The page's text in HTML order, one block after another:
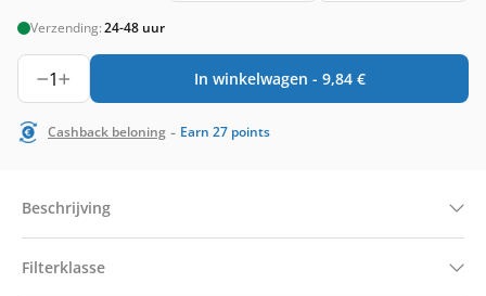
Verzending:24-48 uur
1 In winkelwagen - 9,84 €
Cashback beloning - Earn 27 points
Beschrijving
Filterklasse